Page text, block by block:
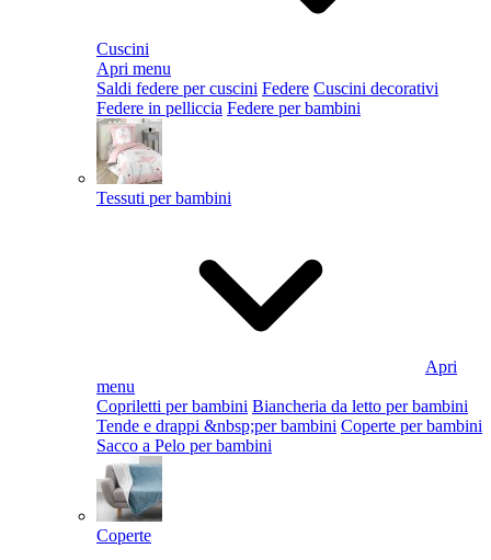
Cuscini
Apri menu
Saldi federe per cuscini Federe Cuscini decorativi
Federe in pelliccia Federe per bambini
Tessuti per bambini
Apri
menu
Copriletti per bambini Biancheria da letto per bambini
Tende e drappi &nbsp;per bambini Coperte per bambini
Sacco a Pelo per bambini
Coperte